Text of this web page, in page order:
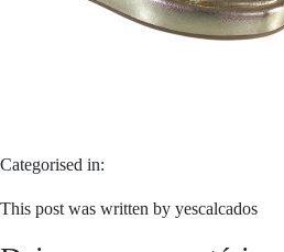
Categorised in:
This post was written by yescalcados